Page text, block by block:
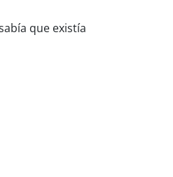
que existía